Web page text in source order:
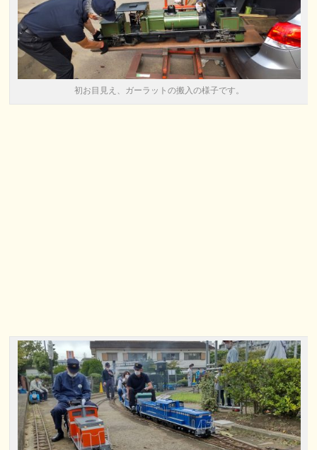
初お目見え、ガーラットの搬入の様子です。